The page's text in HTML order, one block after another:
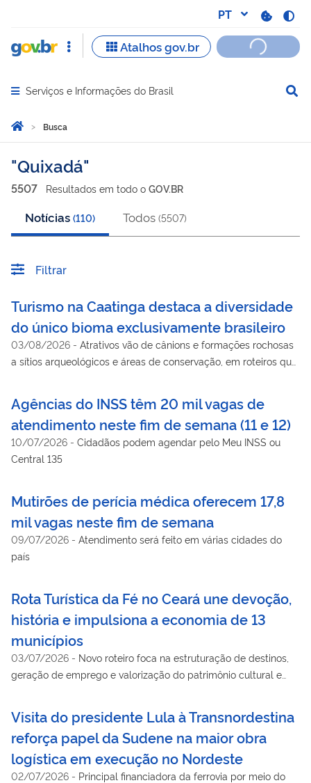
Abrir menu principal de navegação
Serviços e Informações do Brasil
Você está aqui:
Página Inicial
Busca
Busca
Quixadá
5507 Resultados em todo o GOV.BR
Notícias (110) Todos (5507)
Filtrar
Turismo na Caatinga destaca a diversidade
do único bioma exclusivamente brasileiro
03/08/2026 - Atrativos vão de cânions e formações rochosas
a sítios arqueológicos e áreas de conservação, em roteiros que
Agências do INSS têm 20 mil vagas de
atendimento neste fim de semana (11 e 12)
10/07/2026 - Cidadãos podem agendar pelo Meu INSS ou
Central 135
Mutirões de perícia médica oferecem 17,8
mil vagas neste fim de semana
09/07/2026 - Atendimento será feito em várias cidades do
país
Rota Turística da Fé no Ceará une devoção,
história e impulsiona a economia de 13
municípios
03/07/2026 - Novo roteiro foca na estruturação de destinos,
geração de emprego e valorização do patrimônio cultural e
Visita do presidente Lula à Transnordestina
reforça papel da Sudene na maior obra
logística em execução no Nordeste
02/07/2026 - Principal financiadora da ferrovia por meio do